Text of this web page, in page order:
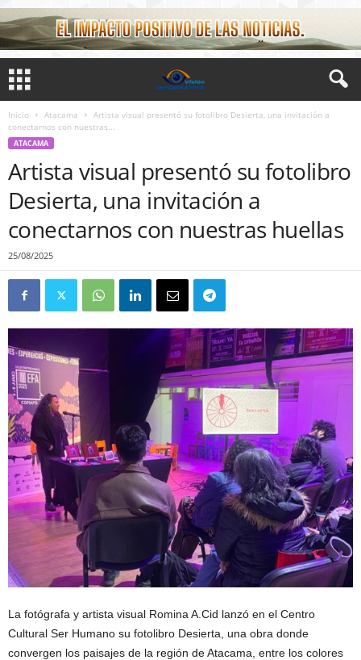
Inicio Atacama
Artista visual presentó su fotolibro Desierta, una invitación a
conectarnos con nuestras...
ATACAMA
Artista visual presentó su fotolibro
Desierta, una invitación a
conectarnos con nuestras huellas
25/08/2025
La fotógrafa y artista visual Romina A.Cid lanzó en el Centro
Cultural Ser Humano su fotolibro Desierta, una obra donde
convergen los paisajes de la región de Atacama, entre los colores